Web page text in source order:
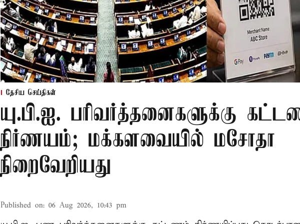
தேசிய செய்திகள்
யு.பி.ஐ. பரிவர்த்தனைகளுக்கு
நிர்ணயம்; மக்களவையில் மசோதா
நிறைவேறியது
Published on: 06 Aug 2026, 10:43 pm